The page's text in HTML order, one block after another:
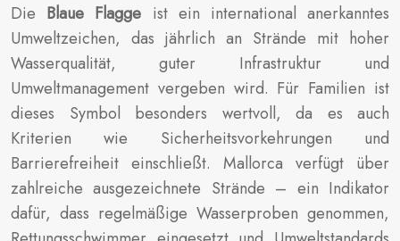
Die Blaue Flagge ist ein international anerkanntes
Umweltzeichen, das jährlich an Strände mit hoher
Wasserqualität, guter Infrastruktur und
Umweltmanagement vergeben wird. Für Familien ist
dieses Symbol besonders wertvoll, da es auch
Kriterien wie Sicherheitsvorkehrungen und
Barrierefreiheit einschließt. Mallorca verfügt über
zahlreiche ausgezeichnete Strände – ein Indikator
dafür, dass regelmäßige Wasserproben genommen,